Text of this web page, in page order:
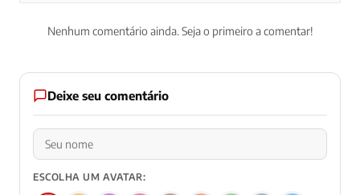
Nenhum comentário ainda. Seja o primeiro a comentar!
Deixe seu comentário
ESCOLHA UM AVATAR: